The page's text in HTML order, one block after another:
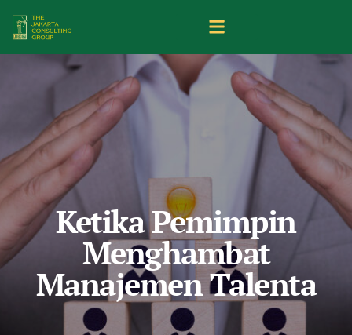
Ketika Pemimpin
Menghambat
Manajemen Talenta